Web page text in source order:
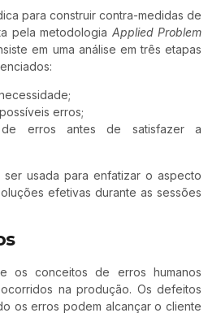
para construir contra-medidas de
pela metodologia Applied Problem
em uma análise em três etapas
erros;
de erros antes de satisfazer a
usada para enfatizar o aspecto
efetivas durante as sessões
os conceitos de erros humanos
na produção. Os defeitos
os erros podem alcançar o cliente